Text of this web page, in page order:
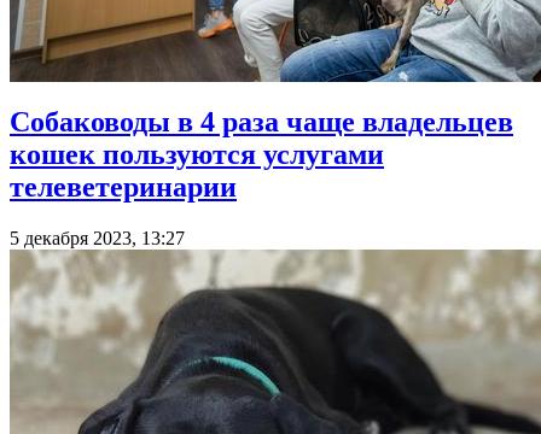
Собаководы в 4 раза чаще владельцев
кошек пользуются услугами
телеветеринарии
5 декабря 2023, 13:27